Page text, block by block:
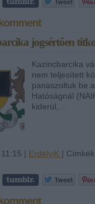
jogsértően
Kazincbarcika
nem teljesített
panaszoltuk be
Hatóságnál
kiderül,…
| ErdélyiK |